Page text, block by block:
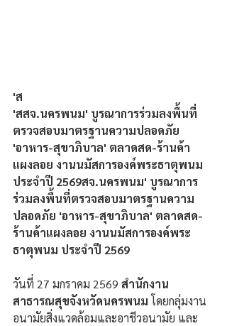
'ส
'สสจ.นครพนม' บูรณาการร่วมลงพื้นที่
ตรวจสอบมาตรฐานความปลอดภัย
'อาหาร-สุขาภิบาล' ตลาดสด-ร้านค้า
แผงลอย งานนมัสการองค์พระธาตุพนม
ประจำปี 2569สจ.นครพนม' บูรณาการ
ร่วมลงพื้นที่ตรวจสอบมาตรฐานความ
ปลอดภัย 'อาหาร-สุขาภิบาล' ตลาดสด-
ร้านค้าแผงลอย งานนมัสการองค์พระ
ธาตุพนม ประจำปี 2569
วันที่ 27 มกราคม 2569 สำนักงาน
สาธารณสุขจังหวัดนครพนม โดยกลุ่มงาน
อนามัยสิ่งแวดล้อมและอาชีวอนามัย และ